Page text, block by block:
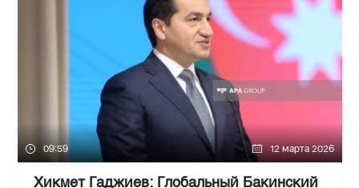
09:59 12 марта 2026
Хикмет Гаджиев: Глобальный Бакинский